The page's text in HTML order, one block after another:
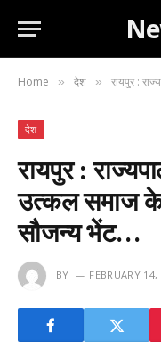
Home » देश » रायपुर :
देश
रायपुर :
उत्कल समाज के
सौजन्य भेंट…
BY FEBRUARY